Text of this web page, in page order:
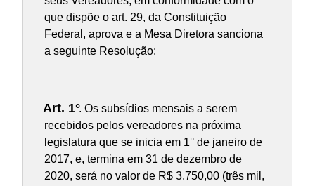
que dispõe o art. 29, da Constituição
Federal, aprova e a Mesa Diretora sanciona
a seguinte Resolução:
Art. 1°. Os subsídios mensais a serem
recebidos pelos vereadores na próxima
legislatura que se inicia em 1° de janeiro de
2017, e, termina em 31 de dezembro de
2020, será no valor de R$ 3.750,00 (três mil,